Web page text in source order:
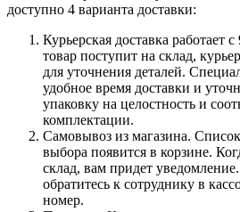
доступно 4 варианта доставки:
Курьерская доставка работает
товар поступит на склад,
для уточнения деталей.
удобное время доставки и
упаковку на целостность и
комплектации.
Самовывоз из магазина.
выбора появится в корзине.
склад, вам придет
обратитесь к сотруднику в
номер.